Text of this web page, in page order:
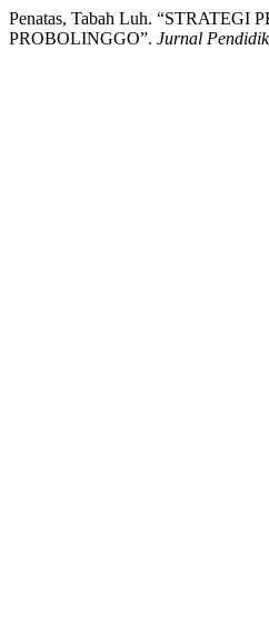
Penatas, Tabah Luh.
PROBOLINGGO”. Jurnal